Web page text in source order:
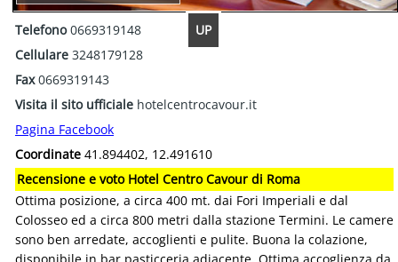
UP
Telefono0669319148
Cellulare 3248179128
Fax0669319143
Visita il sito ufficiale hotelcentrocavour.it
Pagina Facebook
Coordinate 41.894402, 12.491610
Recensione e voto Hotel Centro Cavour di Roma
Ottima posizione, a circa 400 mt. dai Fori Imperiali e dal
Colosseo ed a circa 800 metri dalla stazione Termini. Le camere
sono ben arredate, accoglienti e pulite. Buona la colazione,